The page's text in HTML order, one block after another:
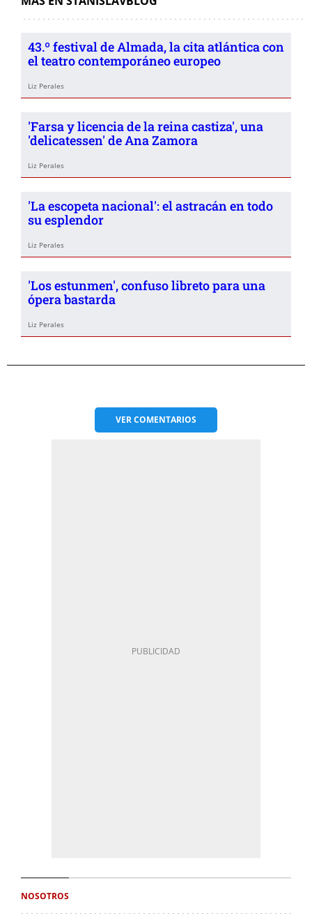
43.º festival de Almada, la cita atlántica con
el teatro contemporáneo europeo
Liz Perales
'Farsa y licencia de la reina castiza', una
'delicatessen' de Ana Zamora
Liz Perales
'La escopeta nacional': el astracán en todo
su esplendor
Liz Perales
'Los estunmen', confuso libreto para una
ópera bastarda
Liz Perales
VERCOMENTARIOS
NOSOTROS